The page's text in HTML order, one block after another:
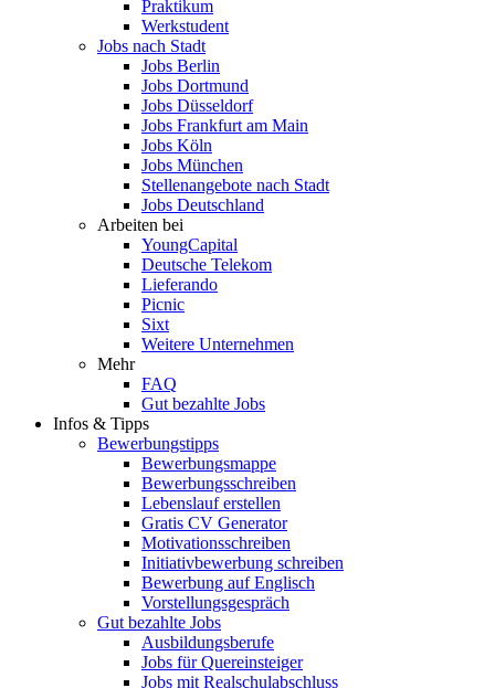
Praktikum
Werkstudent
Jobs nach Stadt
Jobs Berlin
Jobs Dortmund
Jobs Düsseldorf
Jobs Frankfurt am Main
Jobs Köln
Jobs München
Stellenangebote nach Stadt
Jobs Deutschland
Arbeiten bei
YoungCapital
Deutsche Telekom
Lieferando
Picnic
Sixt
Weitere Unternehmen
Mehr
FAQ
Gut bezahlte Jobs
Infos & Tipps
Bewerbungstipps
Bewerbungsmappe
Bewerbungsschreiben
Lebenslauf erstellen
Gratis CV Generator
Motivationsschreiben
Initiativbewerbung schreiben
Bewerbung auf Englisch
Vorstellungsgespräch
Gut bezahlte Jobs
Ausbildungsberufe
Jobs für Quereinsteiger
Jobs mit Realschulabschluss